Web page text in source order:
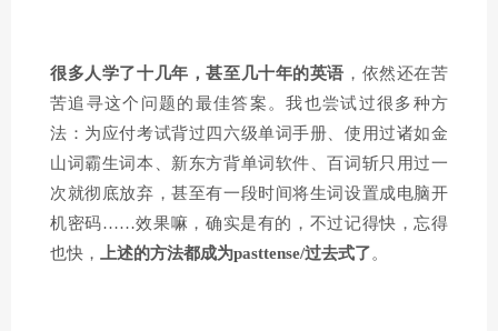
很多人学了十几年，甚至几十年的英语 ，依然还在苦
苦追寻这个问题的最佳答案。我也尝试过很多种方
法：为应付考试背过四六级单词手册、使用过诸如金
山词霸生词本、新东方背单词软件、百词斩只用过一
次就彻底放弃，甚至有一段时间将生词设置成电脑开
机密码……效果嘛，确实是有的，不过记得快，忘得
也快，
上述的方法都成为pasttense/过去式了。